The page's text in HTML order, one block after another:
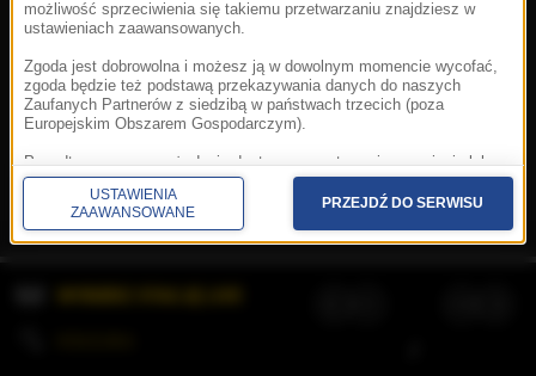
Korzystanie z portalu oznacza akceptację
Prywatność.Aplikacje.© 2026 Radio Muzyka
Fakty Grupa RMF sp. z o.o. sp. k.
możliwość sprzeciwienia się takiemu przetwarzaniu znajdziesz w
ustawieniach zaawansowanych.
Zgoda jest dobrowolna i możesz ją w dowolnym momencie wycofać,
zgoda będzie też podstawą przekazywania danych do naszych
Zaufanych Partnerów z siedzibą w państwach trzecich (poza
Europejskim Obszarem Gospodarczym).
Ponadto masz prawo żądania dostępu, sprostowania, usunięcia lub
ograniczenia przetwarzania danych, a także złożenia skargi do
Prezesa Urzędu Ochrony Danych Osobowych. W polityce prywatności
znajdziesz informacje jak wykonać swoje prawa. Szczegółowe
informacje na temat przetwarzania Twoich danych znajdują się w
USTAWIENIA
ZAAWANSOWANE
PRZEJDŹ DO SERWISU